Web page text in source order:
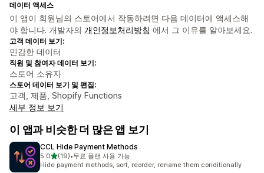
데이터 액세스
이 앱이 회원님의 스토어에서 작동하려면 다음 데이터에 액세스해
야 합니다. 개발자의 개인정보처리방침 에서 그 이유를 알아보세요.
고객 데이터 보기:
민감한 데이터
직원 및 참여자 데이터 보기:
스토어 소유자
스토어 데이터 보기 및 편집:
고객, 제품, Shopify Functions
세부 정보 보기
이 앱과 비슷한 더 많은 앱 보기
CCL Hide Payment Methods
5.0별 5개 중
(19)
총 리뷰 19개
•무료 플랜 사용 가능
Hide payment methods, sort, reorder, rename them conditionally